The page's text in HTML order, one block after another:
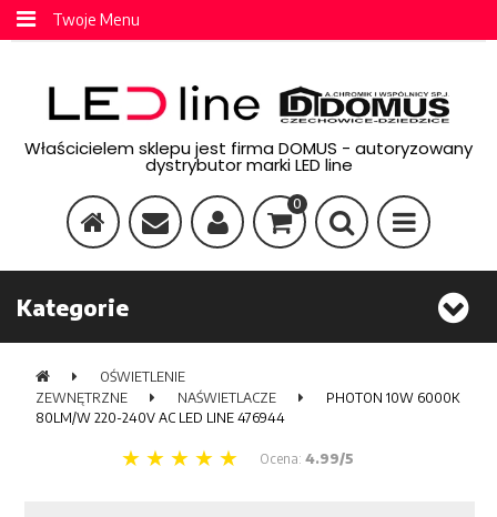
Twoje Menu
Właścicielem sklepu jest firma DOMUS - autoryzowany
dystrybutor marki LED line
0
Kategorie
OŚWIETLENIE
ZEWNĘTRZNE
NAŚWIETLACZE
PHOTON 10W 6000K
80LM/W 220-240V AC LED LINE 476944
Ocena: 4.99/5